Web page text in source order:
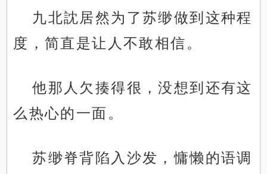
九北訦居然为了苏缈做到这种程
度，简直是让人不敢相信。
他那人欠揍得很，没想到还有这
么热心的一面。
苏缈脊背陷入沙发，慵懒的语调